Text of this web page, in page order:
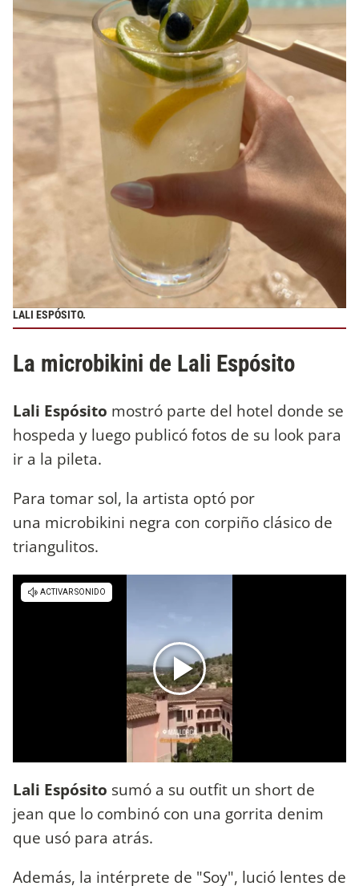
LALI ESPÓSITO.
La microbikini de Lali Espósito
Lali Espósito mostró parte del hotel donde se
hospeda y luego publicó fotos de su look para
ir a la pileta.
Para tomar sol, la artista optó por
una microbikini negra con corpiño clásico de
triangulitos.
Lali Espósito sumó a su outfit un short de
jean que lo combinó con una gorrita denim
que usó para atrás.
Además, la intérprete de "Soy", lució lentes de